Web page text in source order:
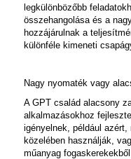
legkülönbözőbb
összehangolása és a
hozzájárulnak a
különféle kimeneti
Nagy nyomaték vagy
A GPT család alacsony
alkalmazásokhoz
igényelnek, például
közelében használják,
műanyag